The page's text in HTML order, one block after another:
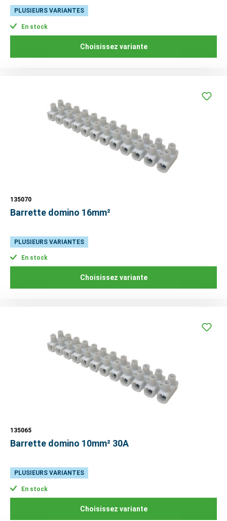
PLUSIEURS VARIANTES
En stock
Choisissez variante
135070
Barrette domino 16mm²
PLUSIEURS VARIANTES
En stock
Choisissez variante
135065
Barrette domino 10mm² 30A
PLUSIEURS VARIANTES
En stock
Choisissez variante